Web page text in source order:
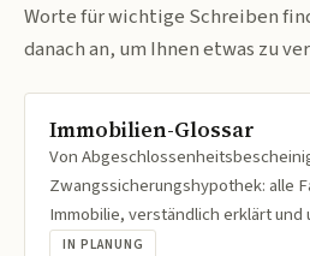
Worte für wichtige Schreiben
danach an, um Ihnen etwas zu
Immobilien-Glossar
Von
Zwangssicherungshypothek: alle
Immobilie, verständlich erklärt
IN PLANUNG